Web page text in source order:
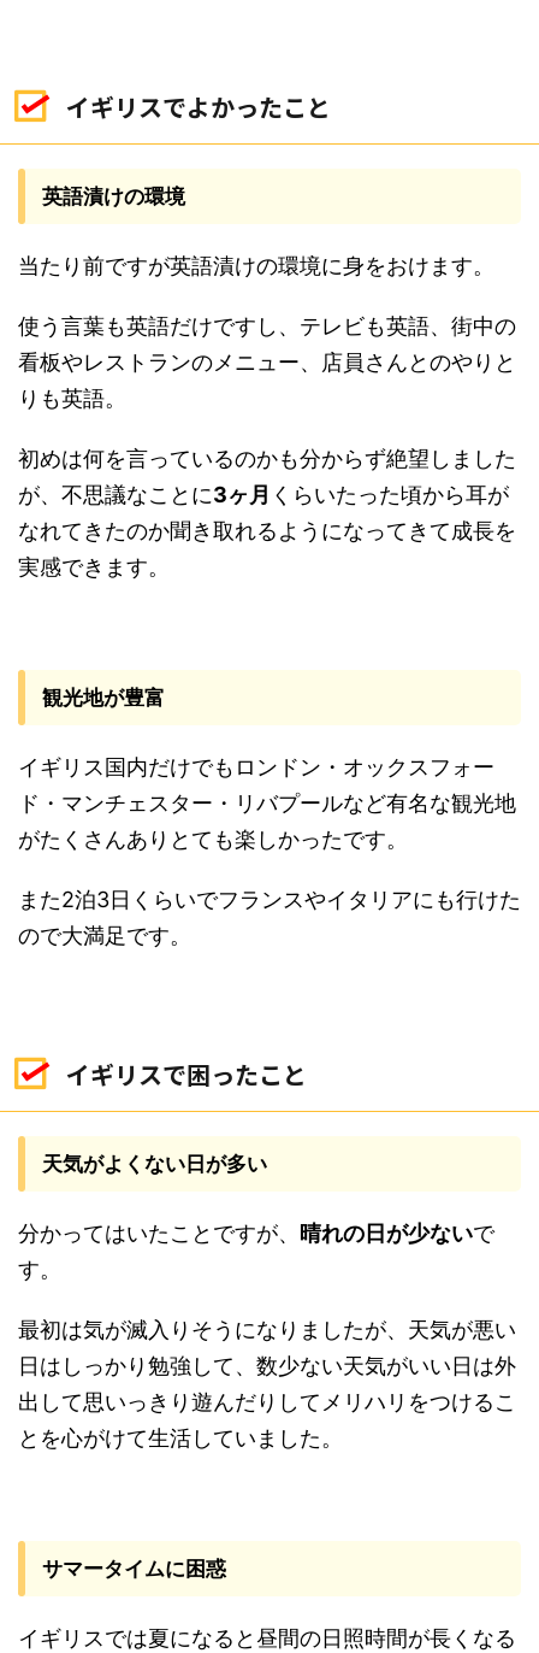
イギリスでよかったこと
英語漬けの環境
当たり前ですが英語漬けの環境に身をおけます。
使う言葉も英語だけですし、テレビも英語、街中の
看板やレストランのメニュー、店員さんとのやりと
りも英語。
初めは何を言っているのかも分からず絶望しました
が、不思議なことに3ヶ月 くらいたった頃から耳が
なれてきたのか聞き取れるようになってきて成長を
実感できます。
観光地が豊富
イギリス国内だけでもロンドン・オックスフォー
ド・マンチェスター・リバプールなど有名な観光地
がたくさんありとても楽しかったです。
また2泊3日くらいでフランスやイタリアにも行けた
ので大満足です。
イギリスで困ったこと
天気がよくない日が多い
分かってはいたことですが、 晴れの日が少ないで
す。
最初は気が滅入りそうになりましたが、天気が悪い
日はしっかり勉強して、数少ない天気がいい日は外
出して思いっきり遊んだりしてメリハリをつけるこ
とを心がけて生活していました。
サマータイムに困惑
イギリスでは夏になると昼間の日照時間が長くなる